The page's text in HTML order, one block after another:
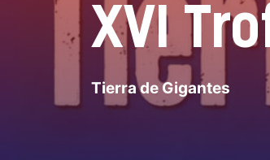
XVI
Tierra de Gigantes